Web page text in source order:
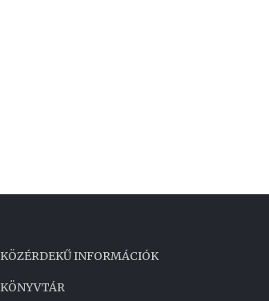
KÖZÉRDEKŰ INFORMÁCIÓK
KÖNYVTÁR